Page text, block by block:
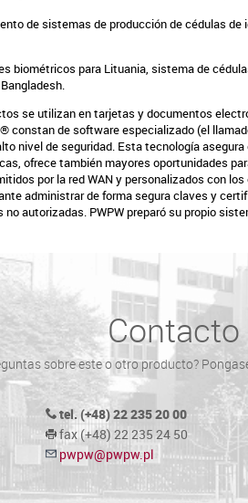
de sistemas de producción de cédulas
biométricos para Lituania, sistema de
se utilizan en tarjetas y documentos
de software especializado (el
nivel de seguridad. Esta tecnología
ofrece también mayores oportunidades
por la red WAN y personalizados con
administrar de forma segura claves y
autorizadas. PWPW preparó su propio
Contacto
sobre este o otro producto?
tel. (+48) 22 235 20 00
fax (+48) 22 235 24 50
pwpw@pwpw.pl